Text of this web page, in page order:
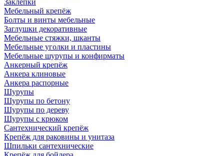
Заклёпки
Мебельный крепёж
Болты и винты мебельные
Заглушки декоративные
Мебельные стяжки, шканты
Мебельные уголки и пластины
Мебельные шурупы и конфирматы
Анкерный крепёж
Анкера клиновые
Анкера распорные
Шурупы
Шурупы по бетону
Шурупы по дереву
Шурупы с крюком
Сантехнический крепёж
Крепёж для раковины и унитаза
Шпильки сантехнические